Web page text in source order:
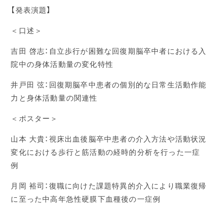
【発表演題】
＜口述＞
吉田 啓志：自立歩行が困難な回復期脳卒中者における入
院中の身体活動量の変化特性
井戸田 弦：回復期脳卒中患者の個別的な日常生活動作能
力と身体活動量の関連性
＜ポスター＞
山本 大貴：視床出血後脳卒中患者の介入方法や活動状況
変化における歩行と筋活動の経時的分析を行った一症
例
月岡 裕司：復職に向けた課題特異的介入により職業復帰
に至った中高年急性硬膜下血種後の一症例